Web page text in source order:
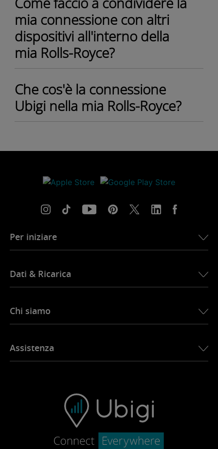
mia connessione con altri
dispositivi all'interno della
mia Rolls-Royce?
Che cos'è la connessione
Ubigi nella mia Rolls-Royce?
Per iniziare
Dati & Ricarica
Chi siamo
Nella Stampa
Assistenza